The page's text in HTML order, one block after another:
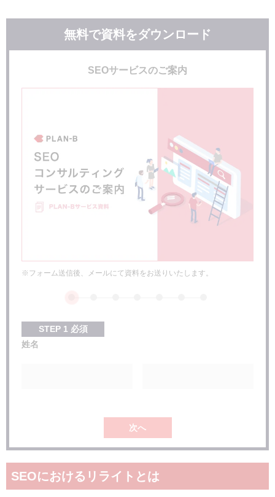
2.E-E-A-Tを満たす
3.独自性を出す
リライトを最大化させる6つのポイント
1.すでに検索上位のサイトを大幅にリライトしすぎない
6.リライト後も効果検証を定期的に行う
記事の本数に合わせたリライトの効果的なタイミング
まとめ
リライトにおすすめのコンテンツSEOツール
無料で資料をダウンロード
※フォーム送信後、メールにて資料をお送りいたします。
SEOサービスのご案内
STEP 1 必須
姓名
次へ
SEOにおけるリライトとは